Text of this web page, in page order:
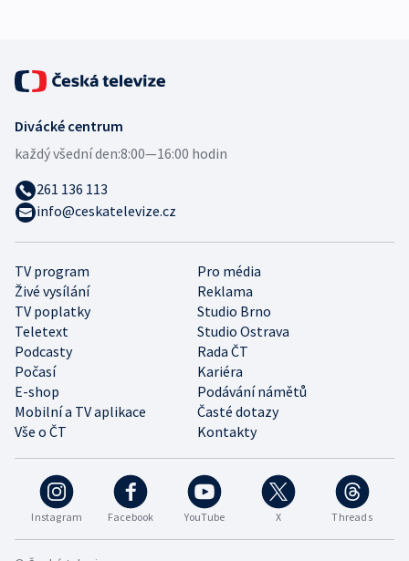
Instagram Facebook YouTube X Threads
TV program
Pro média
Živé vysílání
Reklama
TV poplatky
Studio Brno
Teletext
Studio Ostrava
Podcasty
Rada ČT
Počasí
Kariéra
E-shop
Podávání námětů
Mobilní a TV aplikace
Časté dotazy
Vše o ČT
Kontakty
Divácké centrum
každý všední den:8:00—16:00 hodin
261 136 113
info@ceskatelevize.cz